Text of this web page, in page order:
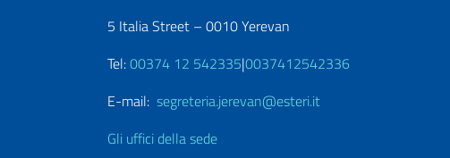
5 Italia Street – 0010 Yerevan
Tel:00374 12 542335|0037412542336
E-mail: segreteria.jerevan@esteri.it
Gli uffici della sede